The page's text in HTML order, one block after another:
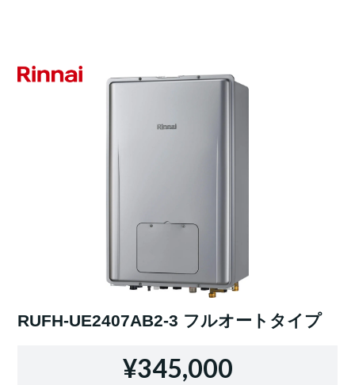
RUFH-UE2407AB2-3 フルオートタイプ
¥345,000